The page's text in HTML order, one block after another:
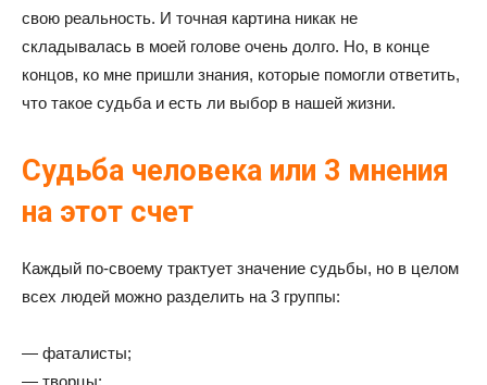
свою реальность. И точная картина никак не
складывалась в моей голове очень долго. Но, в конце
концов, ко мне пришли знания, которые помогли ответить,
что такое судьба и есть ли выбор в нашей жизни.
Судьба человека или 3 мнения
на этот счет
Каждый по-своему трактует значение судьбы, но в целом
всех людей можно разделить на 3 группы:
— фаталисты;
— творцы;